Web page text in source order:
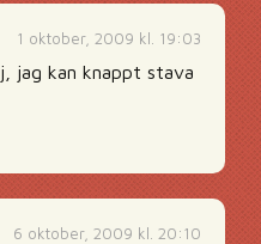
1 oktober, 2009 kl. 19:03
jag kan knappt stava
6 oktober, 2009 kl. 20:10